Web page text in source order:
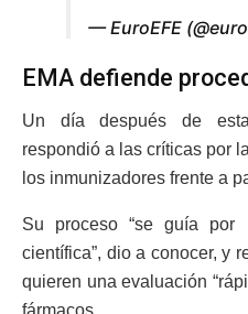
— EuroEFE
EMA defiende
Un día después de
respondió a las críticas por
los inmunizadores frente a
Su proceso “se guía
científica”, dio a conocer, y
quieren una evaluación
fármacos.